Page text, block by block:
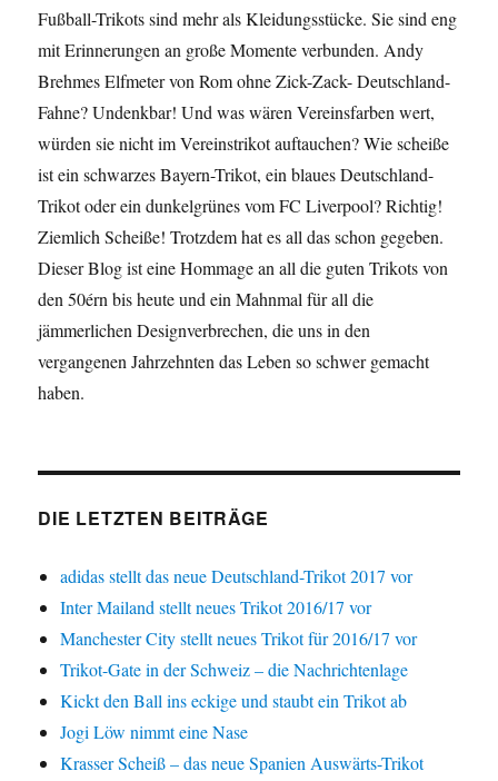
Fußball-Trikots sind mehr als Kleidungsstücke. Sie sind eng
mit Erinnerungen an große Momente verbunden. Andy
Brehmes Elfmeter von Rom ohne Zick-Zack- Deutschland-
Fahne? Undenkbar! Und was wären Vereinsfarben wert,
würden sie nicht im Vereinstrikot auftauchen? Wie scheiße
ist ein schwarzes Bayern-Trikot, ein blaues Deutschland-
Trikot oder ein dunkelgrünes vom FC Liverpool? Richtig!
Ziemlich Scheiße! Trotzdem hat es all das schon gegeben.
Dieser Blog ist eine Hommage an all die guten Trikots von
den 50érn bis heute und ein Mahnmal für all die
jämmerlichen Designverbrechen, die uns in den
vergangenen Jahrzehnten das Leben so schwer gemacht
haben.
DIE LETZTEN BEITRÄGE
adidas stellt das neue Deutschland-Trikot 2017 vor
Inter Mailand stellt neues Trikot 2016/17 vor
Manchester City stellt neues Trikot für 2016/17 vor
Trikot-Gate in der Schweiz – die Nachrichtenlage
Kickt den Ball ins eckige und staubt ein Trikot ab
Jogi Löw nimmt eine Nase
Krasser Scheiß – das neue Spanien Auswärts-Trikot